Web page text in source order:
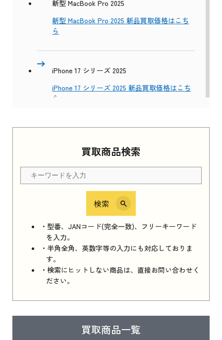
買取商品検索
検索
・型番、JANコード(完全一致)、フリーキーワード
を入力。
・半角全角、英数字等の入力にも対応しておりま
す。
・検索にヒットしない商品は、直接お問い合わせく
ださい。
買取商品一覧
新型 MacBook Pro 2025
新型 MacBook Pro 2025 新品買取価格はこち
ら
iPhone 17 シリーズ 2025
iPhone 17 シリーズ 2025 新品買取価格はこち
ら
Apple Watch Series 11 2025 新品買取価格はこ
ちら
iPhone 16e シリーズ 2025
iPhone 16e シリーズ 2025 新品買取価格はこち
ら
iPad 11インチ 2025年春モデル
はこちら